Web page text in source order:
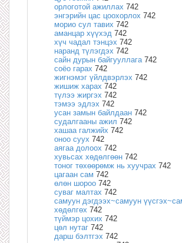
орлоготой ажиллах 742
энгэрийн цас цоохорлох 742
морио сул тавих 742
аманцар хүүхэд 742
хүч чадал тэнцэх 742
наранд түлэгдэх 742
сайн дурын байгууллага 742
соёо гарах 742
жигнэмэг үйлдвэрлэх 742
жишиж харах 742
түлээ жиргэх 742
тэмээ эдлэх 742
усан замын байлдаан 742
судалгааны ажил 742
хашаа галжийх 742
оноо суух 742
аягаа долоох 742
хувьсах хөдөлгөөн 742
тоног төхөөрөмж нь хуучрах 742
цагаан сам 742
өлөн шороо 742
суваг малтах 742
самуун дэгдээх~самуун
хөдөлгөх 742
түймэр цохих 742
цөл нутаг 742
дарш бэлтгэх 742